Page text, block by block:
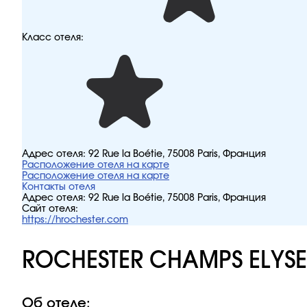
Класс отеля:
Адрес отеля: 92 Rue la Boétie, 75008 Paris, Франция
Расположение отеля на карте
Расположение отеля на карте
Контакты отеля
Адрес отеля: 92 Rue la Boétie, 75008 Paris, Франция
Сайт отеля:
https://hrochester.com
ROCHESTER CHAMPS
Об отеле: